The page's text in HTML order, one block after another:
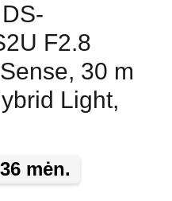
F2.8
30 m
Light,
mėn.